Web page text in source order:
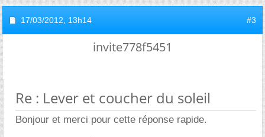
17/03/2012, 13h14 #3
invite778f5451
Re : Lever et coucher du soleil
Bonjour et merci pour cette réponse rapide.